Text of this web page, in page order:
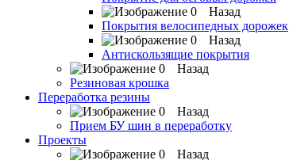
Назад
Покрытия велосипедных дорожек
Назад
Антискользящие покрытия
Назад
Резиновая крошка
Переработка резины
Назад
Прием БУ шин в переработку
Проекты
Назад